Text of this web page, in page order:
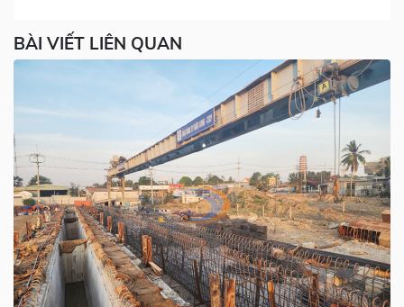
BÀI VIẾT LIÊN QUAN